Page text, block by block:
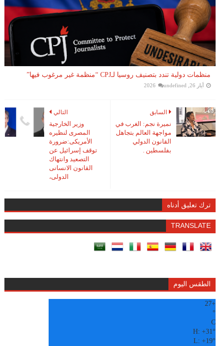
منظمات دولية تندد بتصنيف روسيا لـCPJ “منظمة غير مرغوب فيها”
أيار 26, 2026 undefined
التالي
وزير الخارجية
المصرى لنظيره
الأمريكى:ضرورة
توقف إسرائيل عن
التصعيد وانتهاك
القانون الانسانى
الدولى،
السابق
نميرة نجم: الغرب في
مواجهة العالم بتجاهل
القانون الدولي
بفلسطين .
ترك تعليق أدناه
TRANSLATE
الطقس اليوم
+
27
°
C
H:+31°
L:+19°